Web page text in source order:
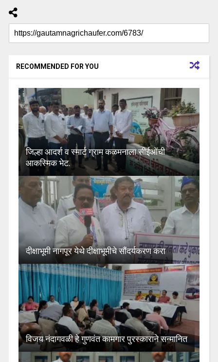
RECOMMENDED FOR YOU
जिल्हा आदर्श व स्मार्ट ग्राम कळमनाला सीईओंची
आकस्मिक भेट.
दीक्षाभूमी नागपूर येथे दीक्षाभूमीचे सौंदर्यकरण करा
विजय नंदागवळी हे गुणवंत कामगार पुरस्काराने सन्मानित